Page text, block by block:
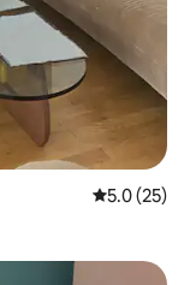
Calificación
5.0 (25)